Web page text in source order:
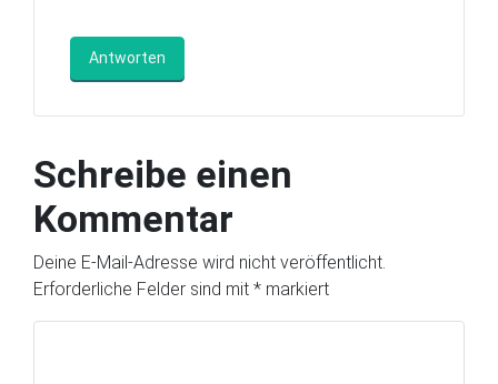
Antworten
Schreibe einen
Kommentar
Deine E-Mail-Adresse wird nicht veröffentlicht.
Erforderliche Felder sind mit * markiert